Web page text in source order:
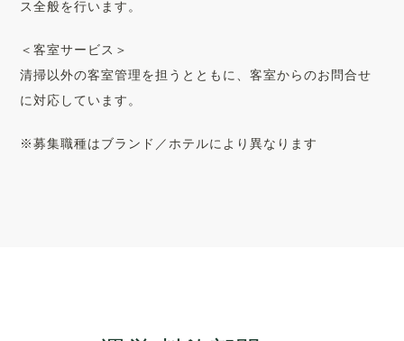
ス全般を行います。
＜客室サービス＞
清掃以外の客室管理を担うとともに、客室からのお問合せ
に対応しています。
※募集職種はブランド／ホテルにより異なります